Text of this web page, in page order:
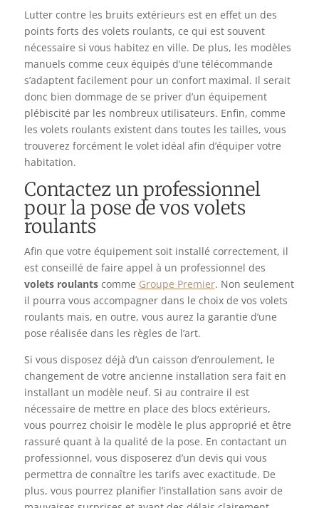
Lutter contre les bruits extérieurs est en effet un des
points forts des volets roulants, ce qui est souvent
nécessaire si vous habitez en ville. De plus, les modèles
manuels comme ceux équipés d’une télécommande
s’adaptent facilement pour un confort maximal. Il serait
donc bien dommage de se priver d’un équipement
plébiscité par les nombreux utilisateurs. Enfin, comme
les volets roulants existent dans toutes les tailles, vous
trouverez forcément le volet idéal afin d’équiper votre
habitation.
Contactez un professionnel
pour la pose de vos volets
roulants
Afin que votre équipement soit installé correctement, il
est conseillé de faire appel à un professionnel des
volets roulants comme Groupe Premier. Non seulement
il pourra vous accompagner dans le choix de vos volets
roulants mais, en outre, vous aurez la garantie d’une
pose réalisée dans les règles de l’art.
Si vous disposez déjà d’un caisson d’enroulement, le
changement de votre ancienne installation sera fait en
installant un modèle neuf. Si au contraire il est
nécessaire de mettre en place des blocs extérieurs,
vous pourrez choisir le modèle le plus approprié et être
rassuré quant à la qualité de la pose. En contactant un
professionnel, vous disposerez d’un devis qui vous
permettra de connaître les tarifs avec exactitude. De
plus, vous pourrez planifier l’installation sans avoir de